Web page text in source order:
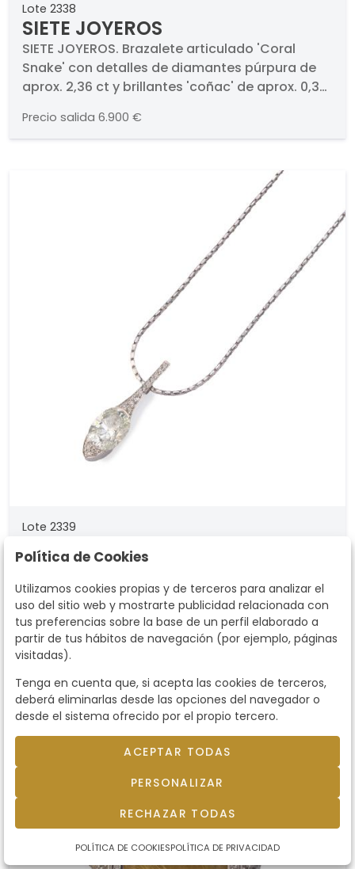
Lote 2338
SIETE JOYEROS
SIETE JOYEROS. Brazalete articulado 'Coral
Snake' con detalles de diamantes púrpura de
aprox. 2,36 ct y brillantes 'coñac' de aprox. 0,34
realizado en oro blanco de 18K con baño de
rutenio.. Firmado.
Precio salida 6.900 €
Lote 2339
SIETE JOYEROS
SIETE JOYEROS. Colgante con un diamante talla
oval de aprox. 1,08 ct con cuajado de brillantes
de aprox. 0,07 ct en total.. Se estima de color I y
pureza SI. En montura de oro blanco de 18K y
cadena.
Precio salida 1.900 €
Política de Cookies
Utilizamos cookies propias y de terceros para analizar el
uso del sitio web y mostrarte publicidad relacionada con
tus preferencias sobre la base de un perfil elaborado a
partir de tus hábitos de navegación (por ejemplo, páginas
visitadas).
Tenga en cuenta que, si acepta las cookies de terceros,
deberá eliminarlas desde las opciones del navegador o
desde el sistema ofrecido por el propio tercero.
ACEPTAR TODAS
PERSONALIZAR
RECHAZAR TODAS
POLÍTICA DE COOKIESPOLÍTICA DE PRIVACIDAD